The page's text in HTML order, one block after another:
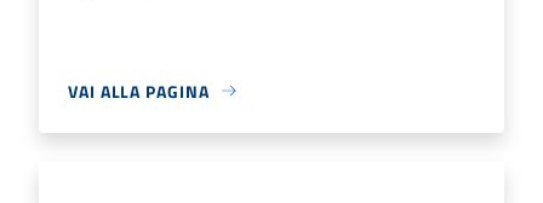
VAI ALLA PAGINA